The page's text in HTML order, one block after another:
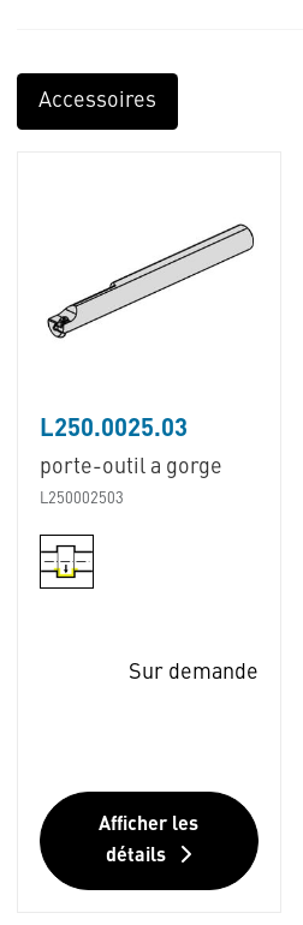
Accessoires
L250.0025.03
porte-outil a gorge
L250002503
Sur demande
Afficher les
détails